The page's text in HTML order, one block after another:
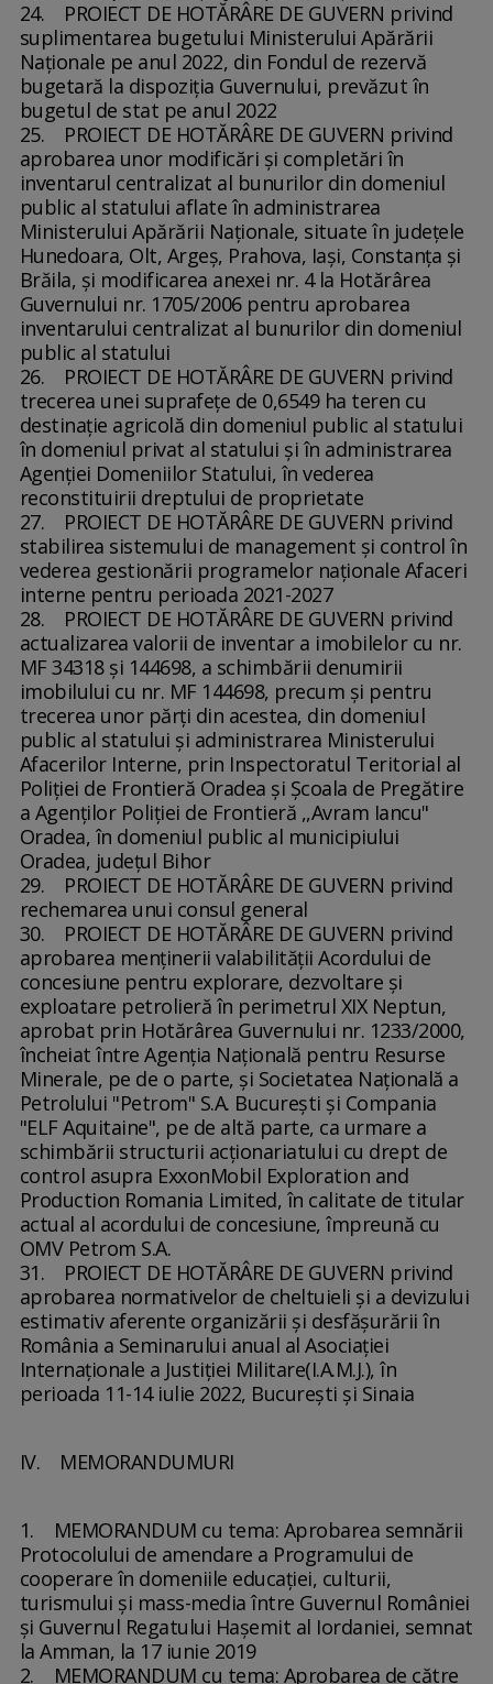
24. PROIECT DE HOTĂRÂRE DE GUVERN privind
suplimentarea bugetului Ministerului Apărării
Naţionale pe anul 2022, din Fondul de rezervă
bugetară la dispoziţia Guvernului, prevăzut în
bugetul de stat pe anul 2022
25. PROIECT DE HOTĂRÂRE DE GUVERN privind
aprobarea unor modificări şi completări în
inventarul centralizat al bunurilor din domeniul
public al statului aflate în administrarea
Ministerului Apărării Naţionale, situate în judeţele
Hunedoara, Olt, Argeş, Prahova, Iaşi, Constanţa şi
Brăila, şi modificarea anexei nr. 4 la Hotărârea
Guvernului nr. 1705/2006 pentru aprobarea
inventarului centralizat al bunurilor din domeniul
public al statului
26. PROIECT DE HOTĂRÂRE DE GUVERN privind
trecerea unei suprafeţe de 0,6549 ha teren cu
destinaţie agricolă din domeniul public al statului
în domeniul privat al statului şi în administrarea
Agenţiei Domeniilor Statului, în vederea
reconstituirii dreptului de proprietate
27. PROIECT DE HOTĂRÂRE DE GUVERN privind
stabilirea sistemului de management şi control în
vederea gestionării programelor naţionale Afaceri
interne pentru perioada 2021-2027
28. PROIECT DE HOTĂRÂRE DE GUVERN privind
actualizarea valorii de inventar a imobilelor cu nr.
MF 34318 şi 144698, a schimbării denumirii
imobilului cu nr. MF 144698, precum şi pentru
trecerea unor părţi din acestea, din domeniul
public al statului şi administrarea Ministerului
Afacerilor Interne, prin Inspectoratul Teritorial al
Poliţiei de Frontieră Oradea şi Şcoala de Pregătire
a Agenţilor Poliţiei de Frontieră ,,Avram Iancu"
Oradea, în domeniul public al municipiului
Oradea, judeţul Bihor
29. PROIECT DE HOTĂRÂRE DE GUVERN privind
rechemarea unui consul general
30. PROIECT DE HOTĂRÂRE DE GUVERN privind
aprobarea menţinerii valabilităţii Acordului de
concesiune pentru explorare, dezvoltare şi
exploatare petrolieră în perimetrul XIX Neptun,
aprobat prin Hotărârea Guvernului nr. 1233/2000,
încheiat între Agenţia Naţională pentru Resurse
Minerale, pe de o parte, şi Societatea Naţională a
Petrolului "Petrom" S.A. Bucureşti şi Compania
"ELF Aquitaine", pe de altă parte, ca urmare a
schimbării structurii acţionariatului cu drept de
control asupra ExxonMobil Exploration and
Production Romania Limited, în calitate de titular
actual al acordului de concesiune, împreună cu
OMV Petrom S.A.
31. PROIECT DE HOTĂRÂRE DE GUVERN privind
aprobarea normativelor de cheltuieli şi a devizului
estimativ aferente organizării şi desfăşurării în
România a Seminarului anual al Asociaţiei
Internaţionale a Justiţiei Militare(I.A.M.J.), în
perioada 11-14 iulie 2022, Bucureşti şi Sinaia
IV. MEMORANDUMURI
1. MEMORANDUM cu tema: Aprobarea semnării
Protocolului de amendare a Programului de
cooperare în domeniile educaţiei, culturii,
turismului şi mass-media între Guvernul României
şi Guvernul Regatului Haşemit al Iordaniei, semnat
la Amman, la 17 iunie 2019
2. MEMORANDUM cu tema: Aprobarea de către